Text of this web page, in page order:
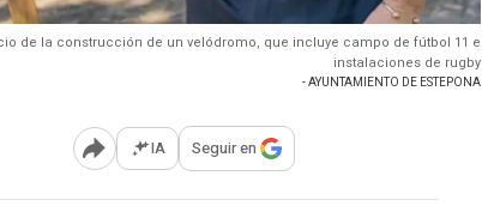
de la construcción de un velódromo, que incluye campo de fútbol 11 e
instalaciones de rugby
- AYUNTAMIENTO DE ESTEPONA
Abrir opciones para compartir
IA Seguir en